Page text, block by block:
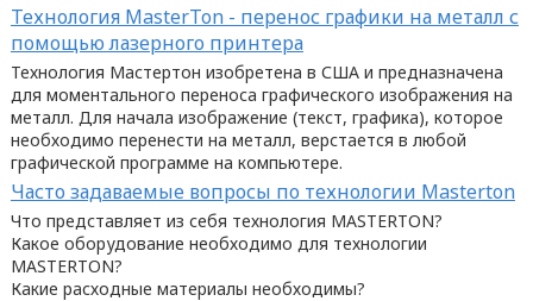
Технология MasterTon - перенос графики на металл с
помощью лазерного принтера
Технология Мастертон изобретена в США и предназначена
для моментального переноса графического изображения на
металл. Для начала изображение (текст, графика), которое
необходимо перенести на металл, верстается в любой
графической программе на компьютере.
Часто задаваемые вопросы по технологии Masterton
Что представляет из себя технология MASTERTON?
Какое оборудование необходимо для технологии
MASTERTON?
Какие расходные материалы необходимы?